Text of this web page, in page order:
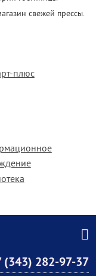
свежей прессы.
плюс
(343) 282-97-37